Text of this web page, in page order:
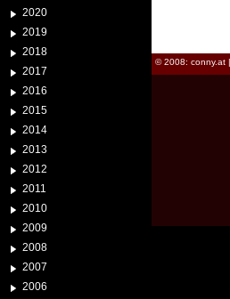
2020
2019
2018
2017
2016
2015
2014
2013
2012
2011
2010
2009
2008
2007
2006
© 2008: conny.at |